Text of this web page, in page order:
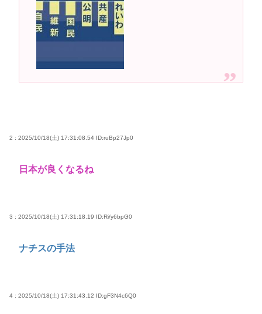
若くて美人なママと親友の淫らな行為内容を毎回聞
かされる「女神の加護を受けしママのサーガ」3巻 今
ポケカ資産が100万円超えた男の子www
【高市動画】こういうオスガキってどうやったら産
2 : 2025/10/18(土) 17:31:08.54 ID:ruBp27Jp0
日本が良くなるね
3 : 2025/10/18(土) 17:31:18.19 ID:Ri/y6bpG0
ナチスの手法
4 : 2025/10/18(土) 17:31:43.12 ID:gF3N4c6Q0